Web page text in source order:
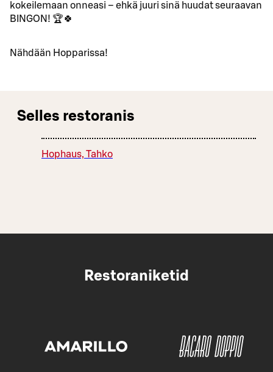
kokeilemaan onneasi – ehkä juuri sinä huudat seuraavan
BINGON! 🏆🍀
Nähdään Hopparissa!
Selles restoranis
Hophaus, Tahko
Restoraniketid